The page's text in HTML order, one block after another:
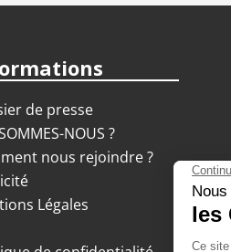
de presse
NOUS ?
nous rejoindre ?
Légales